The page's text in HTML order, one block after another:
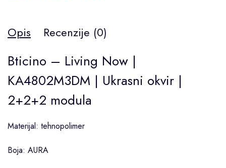
Opis Recenzije (0)
Bticino – Living Now |
KA4802M3DM | Ukrasni okvir |
2+2+2 modula
Materijal: tehnopolimer
Boja: AURA